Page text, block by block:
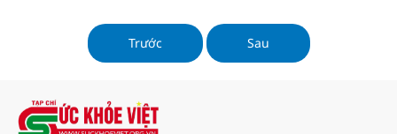
sơ vụ phát hiện, tạm giữ số lượng
lớn thuốc tân dược nghi vấn nhập
lậu để tiếp tục xác minh, điều tra,
Trước Sau